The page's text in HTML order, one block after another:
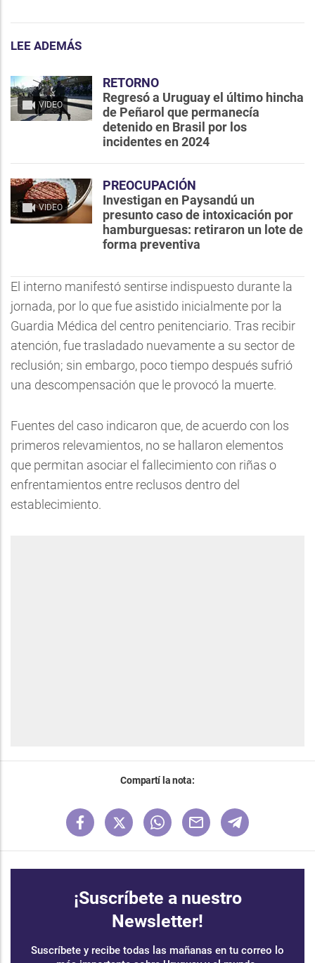
LEE ADEMÁS
VIDEO
RETORNO
Regresó a Uruguay el último hincha
de Peñarol que permanecía
detenido en Brasil por los
incidentes en 2024
VIDEO
PREOCUPACIÓN
Investigan en Paysandú un
presunto caso de intoxicación por
hamburguesas: retiraron un lote de
forma preventiva
El interno manifestó sentirse indispuesto durante la
jornada, por lo que fue asistido inicialmente por la
Guardia Médica del centro penitenciario. Tras recibir
atención, fue trasladado nuevamente a su sector de
reclusión; sin embargo, poco tiempo después sufrió
una descompensación que le provocó la muerte.
Fuentes del caso indicaron que, de acuerdo con los
primeros relevamientos, no se hallaron elementos
que permitan asociar el fallecimiento con riñas o
enfrentamientos entre reclusos dentro del
establecimiento.
Compartí la nota:
¡Suscríbete a nuestro
Newsletter!
Suscríbete y recibe todas las mañanas en tu correo lo